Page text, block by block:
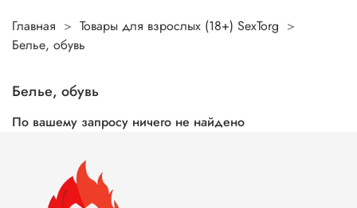
Главная
Товары для взрослых (18+) SexTorg
Белье, обувь
Белье, обувь
По вашему запросу ничего не найдено